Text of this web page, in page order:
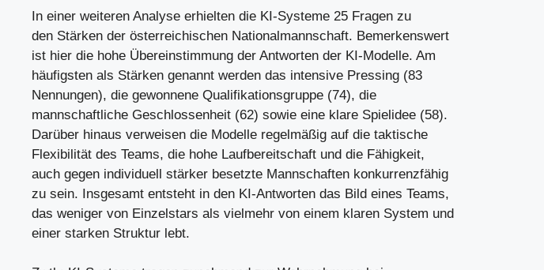
In einer weiteren Analyse erhielten die KI-Systeme 25 Fragen zu
den Stärken der österreichischen Nationalmannschaft. Bemerkenswert
ist hier die hohe Übereinstimmung der Antworten der KI-Modelle. Am
häufigsten als Stärken genannt werden das intensive Pressing (83
Nennungen), die gewonnene Qualifikationsgruppe (74), die
mannschaftliche Geschlossenheit (62) sowie eine klare Spielidee (58).
Darüber hinaus verweisen die Modelle regelmäßig auf die taktische
Flexibilität des Teams, die hohe Laufbereitschaft und die Fähigkeit,
auch gegen individuell stärker besetzte Mannschaften konkurrenzfähig
zu sein. Insgesamt entsteht in den KI-Antworten das Bild eines Teams,
das weniger von Einzelstars als vielmehr von einem klaren System und
einer starken Struktur lebt.